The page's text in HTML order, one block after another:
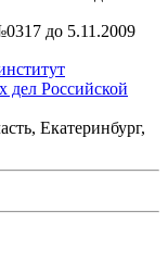
до 5.11.2009
дел Российской
Екатеринбург,